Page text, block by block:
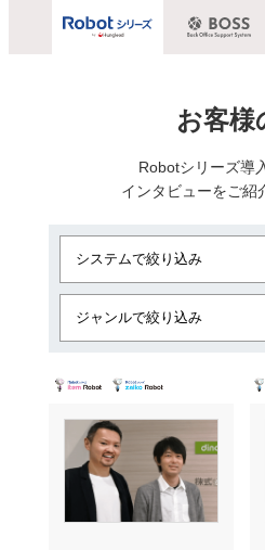
お客様
Robotシリーズ導
インタビューをご紹